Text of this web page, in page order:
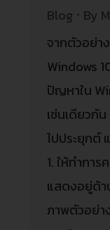
Blog By
จากตัวอย่า
Windows
ปัญหาใน
เช่นเดียวกั
ไปประยุกต์
1. ให้ทำกา
แสดงอยู่ด้า
ภาพตัวอย่า